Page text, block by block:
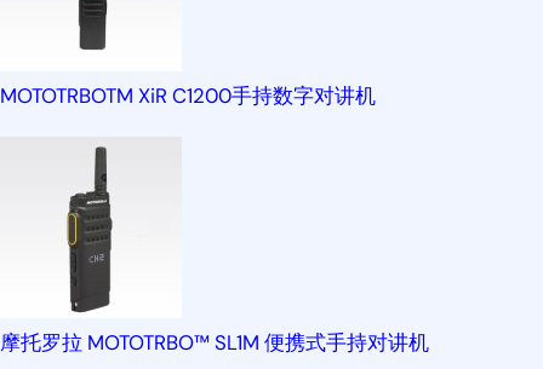
MOTOTRBOTM XiR C1200手持数字对讲机
摩托罗拉 MOTOTRBO™ SL1M 便携式手持对讲机